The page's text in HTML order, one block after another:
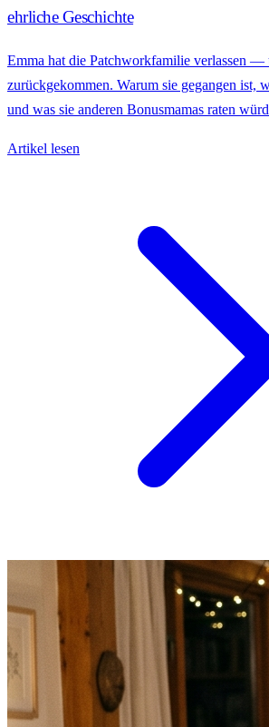
ehrliche Geschichte
Emma hat die Patchworkfamilie verlassen —
zurückgekommen. Warum sie gegangen ist,
und was sie anderen Bonusmamas raten
Artikel lesen